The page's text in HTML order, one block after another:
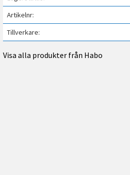
Artikelnr
Tillverkare
Visa alla produkter från Habo